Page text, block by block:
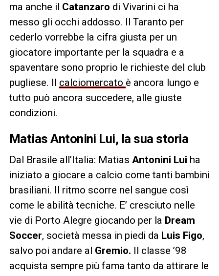
ma anche il Catanzaro di Vivarini ci ha
messo gli occhi addosso. Il Taranto per
cederlo vorrebbe la cifra giusta per un
giocatore importante per la squadra e a
spaventare sono proprio le richieste del club
pugliese. Il calciomercato è ancora lungo e
tutto può ancora succedere, alle giuste
condizioni.
Matias Antonini Lui, la sua storia
Dal Brasile all’Italia: Matias Antonini Lui ha
iniziato a giocare a calcio come tanti bambini
brasiliani. Il ritmo scorre nel sangue così
come le abilità tecniche. E’ cresciuto nelle
vie di Porto Alegre giocando per la Dream
Soccer, società messa in piedi da Luis Figo,
salvo poi andare al Gremio. Il classe ’98
acquista sempre più fama tanto da attirare le